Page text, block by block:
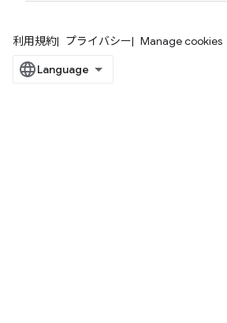
利用規約 プライバシー Manage cookies